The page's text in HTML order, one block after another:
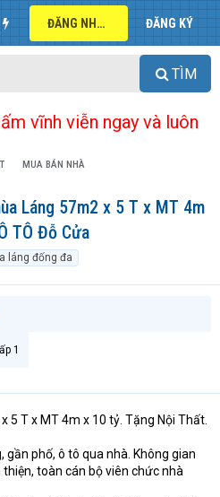
ĐĂNG NHẬP ĐĂNG KÝ
TÌM
vĩnh viễn ngay và luôn
MUA BÁN NHÀ
Láng 57m2 x 5 T x MT 4m
TÔ Đỗ Cửa
láng đống đa
1
5 T x MT 4m x 10 tỷ. Tặng Nội Thất.
phố, ô tô qua nhà. Không gian
toàn cán bộ viên chức nhà